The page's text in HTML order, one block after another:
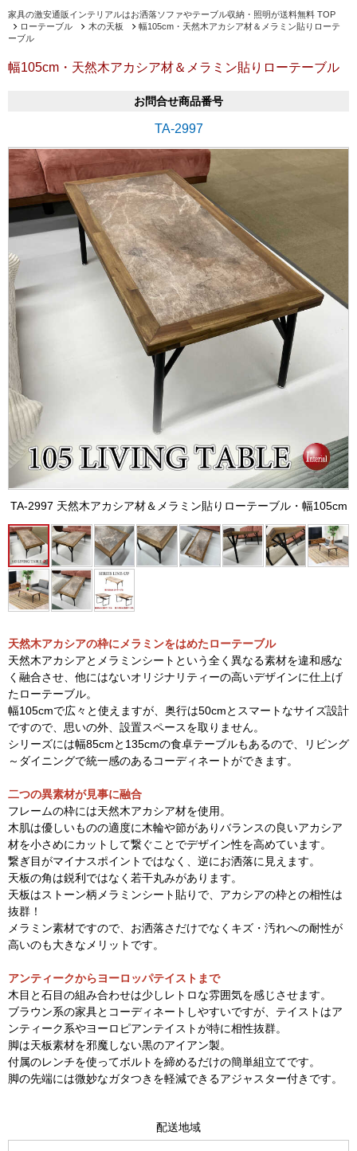
家具の激安通販インテリアルはお洒落ソファやテーブル収納・照明が送料無料 TOP
ローテーブル
木の天板
幅105cm・天然木アカシア材＆メラミン貼りローテ
ーブル
幅105cm・天然木アカシア材＆メラミン貼りローテーブル
お問合せ商品番号
TA-2997
TA-2997 天然木アカシア材＆メラミン貼りローテーブル・幅105cm
天然木アカシアの枠にメラミンをはめたローテーブル
天然木アカシアとメラミンシートという全く異なる素材を違和感な
く融合させ、他にはないオリジナリティーの高いデザインに仕上げ
たローテーブル。
幅105cmで広々と使えますが、奥行は50cmとスマートなサイズ設計
ですので、思いの外、設置スペースを取りません。
シリーズには幅85cmと135cmの食卓テーブルもあるので、リビング
～ダイニングで統一感のあるコーディネートができます。
二つの異素材が見事に融合
フレームの枠には天然木アカシア材を使用。
木肌は優しいものの適度に木輪や節がありバランスの良いアカシア
材を小さめにカットして繋ぐことでデザイン性を高めています。
繋ぎ目がマイナスポイントではなく、逆にお洒落に見えます。
天板の角は鋭利ではなく若干丸みがあります。
天板はストーン柄メラミンシート貼りで、アカシアの枠との相性は
抜群！
メラミン素材ですので、お洒落さだけでなくキズ・汚れへの耐性が
高いのも大きなメリットです。
アンティークからヨーロッパテイストまで
木目と石目の組み合わせは少しレトロな雰囲気を感じさせます。
ブラウン系の家具とコーディネートしやすいですが、テイストはア
ンティーク系やヨーロピアンテイストが特に相性抜群。
脚は天板素材を邪魔しない黒のアイアン製。
付属のレンチを使ってボルトを締めるだけの簡単組立てです。
脚の先端には微妙なガタつきを軽減できるアジャスター付きです。
配送地域